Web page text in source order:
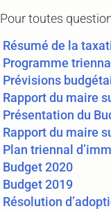
Pour toutes
Résumé de la
Programme
Prévisions
Rapport du maire
Présentation du
Rapport du maire
Plan triennal
Budget 2020
Budget 2019
Résolution